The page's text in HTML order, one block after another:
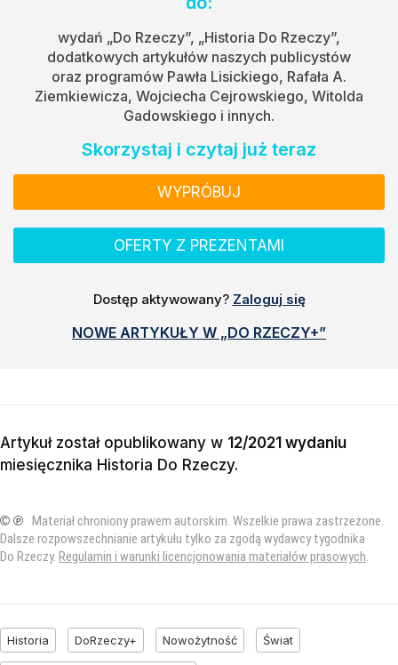
wydań „Do Rzeczy”, „Historia Do Rzeczy”,
dodatkowych artykułów naszych publicystów
oraz programów Pawła Lisickiego, Rafała A.
Ziemkiewicza, Wojciecha Cejrowskiego, Witolda
Gadowskiego i innych.
Skorzystaj i czytaj już teraz
WYPRÓBUJ
OFERTY Z PREZENTAMI
Dostęp aktywowany? Zaloguj się
NOWE ARTYKUŁY W „DO RZECZY+”
Artykuł został opublikowany w 12/2021 wydaniu
miesięcznika Historia Do Rzeczy.
© ℗ Materiał chroniony prawem autorskim. Wszelkie prawa zastrzeżone.
Dalsze rozpowszechnianie artykułu tylko za zgodą wydawcy tygodnika
Do Rzeczy. Regulamin i warunki licencjonowania materiałów prasowych.
Historia DoRzeczy+ Nowożytność Świat